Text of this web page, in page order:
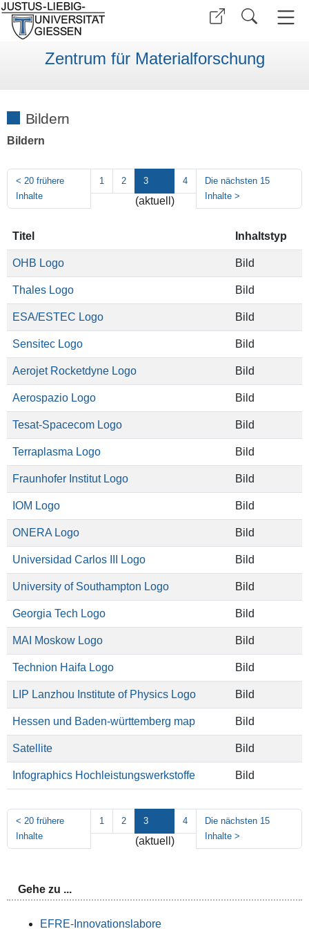
Zentrum für Materialforschung
Bildern
Bildern
< 20 frühere
Inhalte
1 2 3
(aktuell)
4
Die nächsten 15
Inhalte >
Titel Inhaltstyp
OHB Logo Bild
Thales Logo Bild
ESA/ESTEC Logo Bild
Sensitec Logo Bild
Aerojet Rocketdyne Logo Bild
Aerospazio Logo Bild
Tesat-Spacecom Logo Bild
Terraplasma Logo Bild
Fraunhofer Institut Logo Bild
IOM Logo Bild
ONERA Logo Bild
Universidad Carlos III Logo Bild
University of Southampton Logo Bild
Georgia Tech Logo Bild
MAI Moskow Logo Bild
Technion Haifa Logo Bild
LIP Lanzhou Institute of Physics Logo Bild
Hessen und Baden-württemberg map Bild
Satellite Bild
Infographics Hochleistungswerkstoffe Bild
< 20 frühere
Inhalte
1 2 3
(aktuell)
4
Die nächsten 15
Inhalte >
Gehe zu ...
EFRE-Innovationslabore